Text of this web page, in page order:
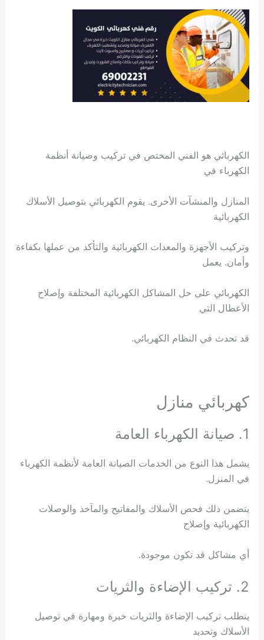
الكهربائي هو الفني المختص في تركيب وصيانة أنظمة
الكهرباء في
المنازل والمنشآت الأخرى. يقوم الكهربائي بتوصيل الأسلاك
الكهربائية
وتركيب الأجهزة والمعدات الكهربائية والتأكد من عملها بكفاءة
وأمان. يعمل
الكهربائي على حل المشاكل الكهربائية المختلفة وإصلاح
الأعطال التي
قد تحدث في النظام الكهربائي.
كهربائي منازل
1. صيانة الكهرباء العامة
يشمل هذا النوع من الخدمات الصيانة العامة لأنظمة الكهرباء
في المنزل.
يتضمن ذلك فحص الأسلاك والمفاتيح والمآخذ والوصلات
الكهربائية وإصلاح
أي مشاكل قد تكون موجودة.
2. تركيب الإضاءة والثريات
يتطلب تركيب الإضاءة والثريات خبرة ومهارة في توصيل
الأسلاك وتحديد